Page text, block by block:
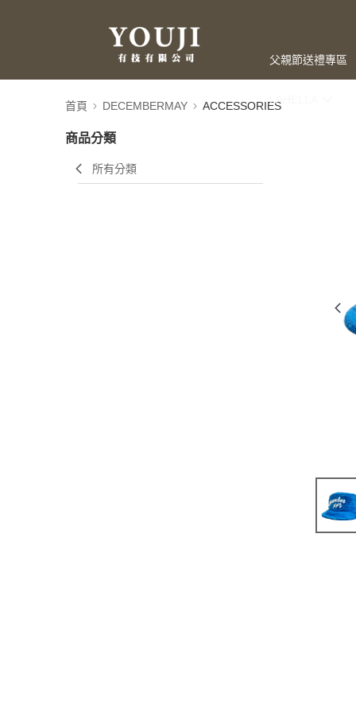
父親節送禮專區
LAHELLA
首頁 DECEMBERMAY ACCESSORIES
商品分類
所有分類